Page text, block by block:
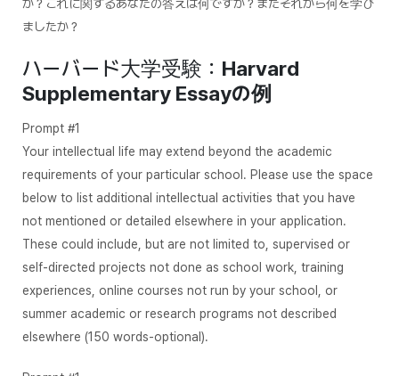
か？これに関するあなたの答えは何ですか？またそれから何を学び
ましたか？
ハーバード大学受験： Harvard
Supplementary Essayの例
Prompt #1
Your intellectual life may extend beyond the academic
requirements of your particular school. Please use the space
below to list additional intellectual activities that you have
not mentioned or detailed elsewhere in your application.
These could include, but are not limited to, supervised or
self-directed projects not done as school work, training
experiences, online courses not run by your school, or
summer academic or research programs not described
elsewhere (150 words-optional).